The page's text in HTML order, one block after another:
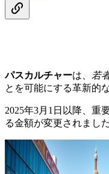
パスカルチャーは、 若
とを可能にする革新的
2025年3月1日以降、重
る金額が変更されました